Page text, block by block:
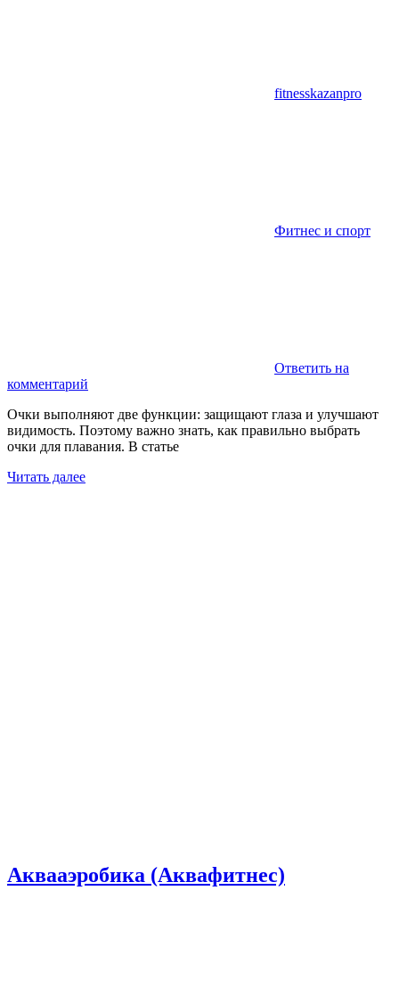
fitnesskazanpro
Фитнес и спорт
Ответить на
комментарий
Очки выполняют две функции: защищают глаза и улучшают
видимость. Поэтому важно знать, как правильно выбрать
очки для плавания. В статье
Читать далее
Аквааэробика (Аквафитнес)